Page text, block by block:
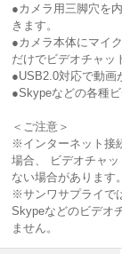
●カメラ用三脚穴を
きます。
●カメラ本体にマイ
だけでビデオチャッ
●USB2.0対応で動画
●Skypeなどの各種
＜ご注意＞
※インターネット接
場合、 ビデオチャ
ない場合があります。
※サンワサプライで
Skypeなどのビデオ
ません。